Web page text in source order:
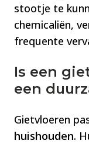
stootje te
chemicaliën,
frequente
Is een
een
Gietvloeren
huishouden.